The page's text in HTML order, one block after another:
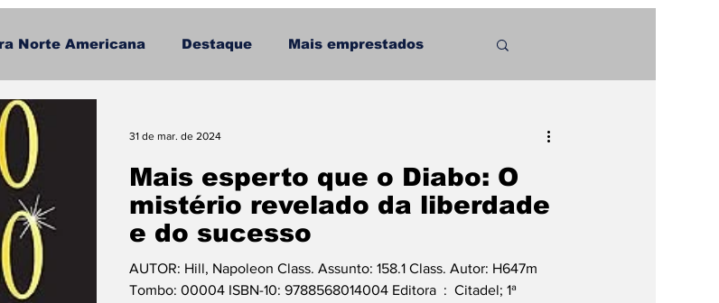
Norte Americana Destaque Mais emprestados
Mais esperto que o Diabo: O
mistério revelado da liberdade
e do sucesso
AUTOR: Hill, Napoleon Class. Assunto: 158.1 Class. Autor: H647m
Tombo: 00004 ISBN-10: 9788568014004 Editora ‏ : ‎ Citadel; 1ª
31 de mar. de 2024